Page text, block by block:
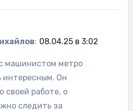
: 08.04.25 в 3:02
машинистом метро
интересным. Он
своей работе, о
следить за